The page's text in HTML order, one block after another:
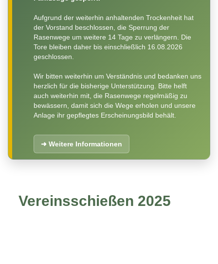
Aufgrund der weiterhin anhaltenden Trockenheit hat
der Vorstand beschlossen, die Sperrung der
Rasenwege um weitere 14 Tage zu verlängern. Die
Tore bleiben daher bis einschließlich 16.08.2026
geschlossen.
Wir bitten weiterhin um Verständnis und bedanken uns
herzlich für die bisherige Unterstützung. Bitte helft
auch weiterhin mit, die Rasenwege regelmäßig zu
bewässern, damit sich die Wege erholen und unsere
Anlage ihr gepflegtes Erscheinungsbild behält.
➜ Weitere Informationen
Vereinsschießen 2025